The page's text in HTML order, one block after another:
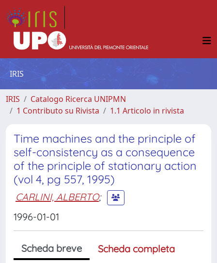
IRIS
IRIS
Catalogo Ricerca UNIPMN
1 Contributo su Rivista
1.1 Articolo in rivista
Time machines and the principle of
self-consistency as a consequence
of the principle of stationary action
(vol 4, pg 557, 1995)
CARLINI, ALBERTO;
1996-01-01
Scheda breve
Scheda completa